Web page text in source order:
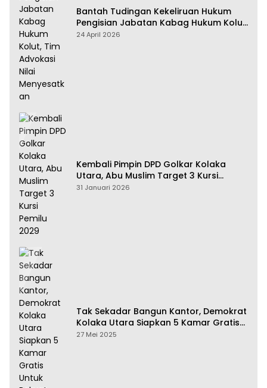
Bantah Tudingan Kekeliruan Hukum
Pengisian Jabatan Kabag Hukum Kolut,
Tim Advokasi Nilai Menyesatkan
24 April 2026
Kembali Pimpin DPD Golkar Kolaka
Utara, Abu Muslim Target 3 Kursi
Pemilu 2029
31 Januari 2026
Tak Sekadar Bangun Kantor, Demokrat
Kolaka Utara Siapkan 5 Kamar Gratis
Untuk Rakyat
27 Mei 2025